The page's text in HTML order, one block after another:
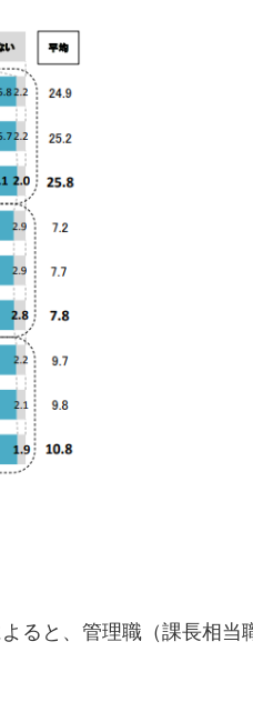
ると、管理職（課長相当